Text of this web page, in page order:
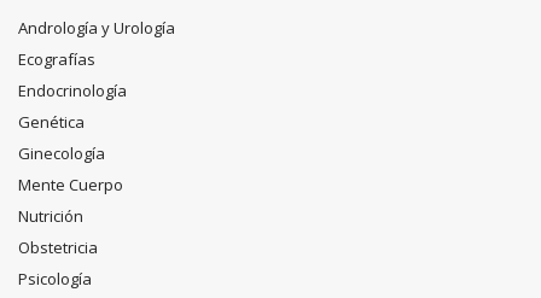
Andrología y Urología
Ecografías
Endocrinología
Genética
Ginecología
Mente Cuerpo
Nutrición
Obstetricia
Psicología